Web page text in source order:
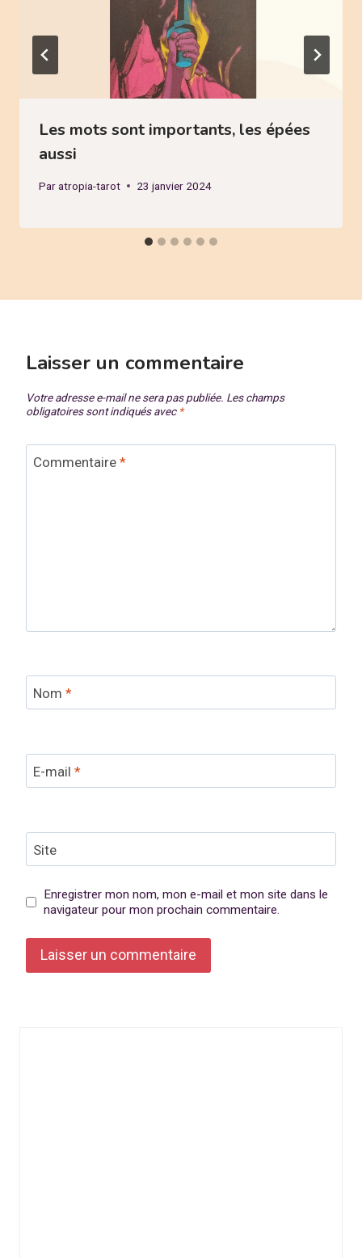
Les mots sont importants, les épées
aussi
Paratropia-tarot 23 janvier 2024
Laisser un commentaire
Votre adresse e-mail ne sera pas publiée. Les champs
obligatoires sont indiqués avec *
Commentaire *
Nom *
E-mail *
Site
Enregistrer mon nom, mon e-mail et mon site dans le
navigateur pour mon prochain commentaire.